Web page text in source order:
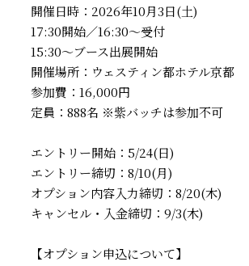
開催日時：2026年10月3日(土)
17:30開始／16:30〜受付
15:30〜ブース出展開始
開催場所：ウェスティン都ホテル京都
参加費：16,000円
定員：888名 ※紫バッチは参加不可
エントリー開始：5/24(日)
エントリー締切：8/10(月)
オプション内容入力締切：8/20(木)
キャンセル・入金締切：9/3(木)
【オプション申込について】